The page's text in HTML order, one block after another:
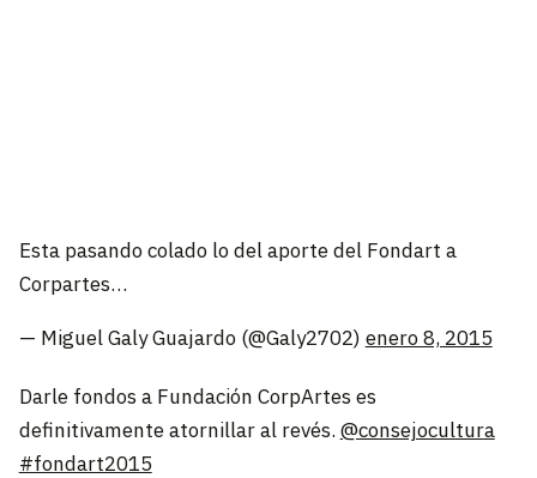
Esta pasando colado lo del aporte del Fondart a
Corpartes…
— Miguel Galy Guajardo (@Galy2702) enero 8, 2015
Darle fondos a Fundación CorpArtes es
definitivamente atornillar al revés. @consejocultura
#fondart2015